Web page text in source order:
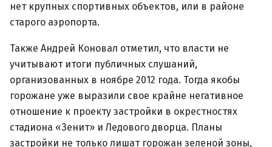
нет крупных спортивных объектов, или в районе
старого аэропорта.
Также Андрей Коновал отметил, что власти не
учитывают итоги публичных слушаний,
организованных в ноябре 2012 года. Тогда якобы
горожане уже выразили свое крайне негативное
отношение к проекту застройки в окрестностях
стадиона «Зенит» и Ледового дворца. Планы
застройки не только лишат горожан зеленой зоны,